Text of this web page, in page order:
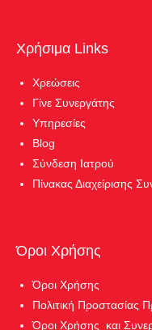
Χρήσιμα Links
Χρεώσεις
Γίνε Συνεργάτης
Υπηρεσίες
Blog
Σύνδεση Ιατρού
Πίνακας Διαχείρισης
Όροι Χρήσης
Όροι Χρήσης
Πολιτική Προστασίας
Όροι Χρήσης και